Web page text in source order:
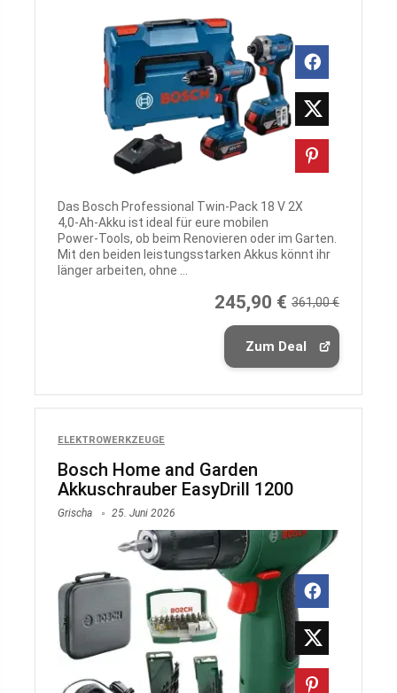
Das Bosch Professional Twin‑Pack 18 V 2X
4,0‑Ah‑Akku ist ideal für eure mobilen
Power‑Tools, ob beim Renovieren oder im Garten.
Mit den beiden leistungsstarken Akkus könnt ihr
länger arbeiten, ohne ...
245,90 € 361,00 €
Zum Deal
ELEKTROWERKZEUGE
Bosch Home and Garden
Akkuschrauber EasyDrill 1200
Grischa 25. Juni 2026